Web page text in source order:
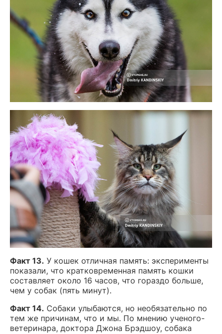
Факт 13. У кошек отличная память: эксперименты
показали, что кратковременная память кошки
составляет около 16 часов, что гораздо больше,
чем у собак (пять минут).
Факт 14. Собаки улыбаются, но необязательно по
тем же причинам, что и мы. По мнению ученого-
ветеринара, доктора Джона Брэдшоу, собака